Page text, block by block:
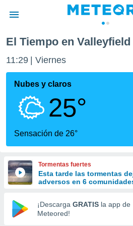
de
por
que se
calidad.
a este
las
y
forma
digital
basada
El Tiempo en Valleyfield
11:29 Viernes
Nubes y claros
25°
Sensación de 26°
Tormentas fuertes
Esta tarde las tormentas
adversos en 6
¡Descarga GRATIS la app de
Meteored!